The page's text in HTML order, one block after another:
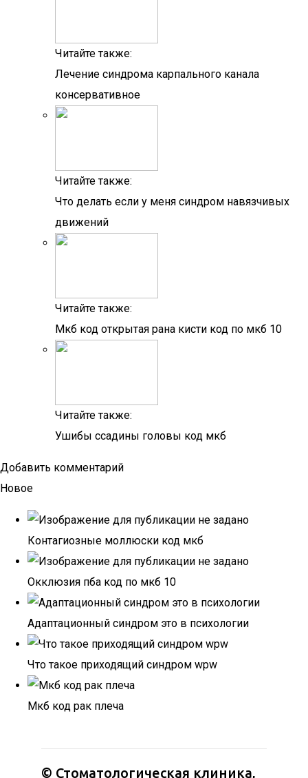
Читайте также:
Лечение синдрома карпального канала
консервативное
Читайте также:
Что делать если у меня синдром навязчивых
движений
Читайте также:
Мкб код открытая рана кисти код по мкб 10
Читайте также:
Ушибы ссадины головы код мкб
Добавить комментарий
Новое
Контагиозные моллюски код мкб
Окклюзия пба код по мкб 10
Адаптационный синдром это в психологии
Что такое приходящий синдром wpw
Мкб код рак плеча
© Стоматологическая клиника,